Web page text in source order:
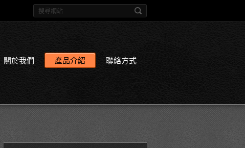
關於我們 產品介紹 聯絡方式